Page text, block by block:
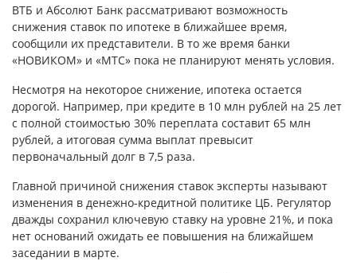
ВТБ и Абсолют Банк рассматривают возможность
снижения ставок по ипотеке в ближайшее время,
сообщили их представители. В то же время банки
«НОВИКОМ» и «МТС» пока не планируют менять условия.
Несмотря на некоторое снижение, ипотека остается
дорогой. Например, при кредите в 10 млн рублей на 25 лет
с полной стоимостью 30% переплата составит 65 млн
рублей, а итоговая сумма выплат превысит
первоначальный долг в 7,5 раза.
Главной причиной снижения ставок эксперты называют
изменения в денежно-кредитной политике ЦБ. Регулятор
дважды сохранил ключевую ставку на уровне 21%, и пока
нет оснований ожидать ее повышения на ближайшем
заседании в марте.